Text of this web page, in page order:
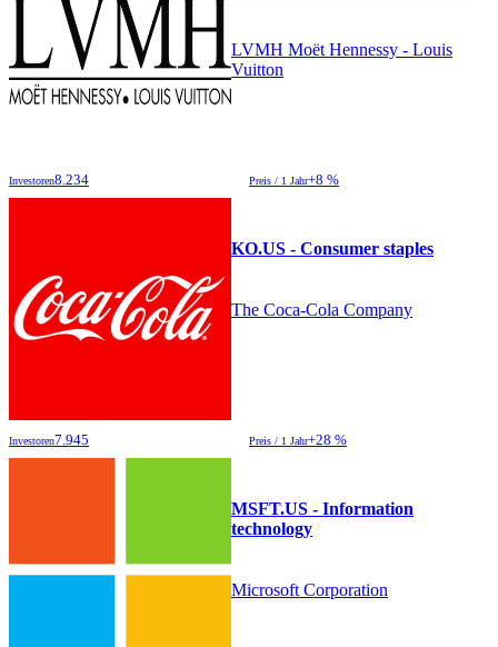
LVMH Moët Hennessy - Louis
Vuitton
Investoren8.234 Preis / 1 Jahr+8 %
KO.US - Consumer staples
The Coca-Cola Company
Investoren7.945 Preis / 1 Jahr+28 %
MSFT.US - Information
technology
Microsoft Corporation